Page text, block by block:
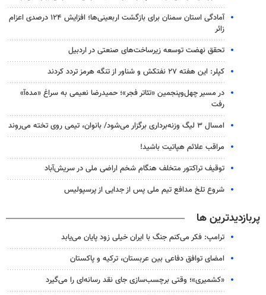
آمادگی استان سمنان برای بازگشت اربعینی‌ها؛ افزایش ۱۲۴ درصدی اعزام
زائر
تحقق نهضت توسعه زیرساخت‌های صنعتی در اردبیل
کپلر: این هفته ۲۷ نفتکش و شناور از تنگه هرمز تردد کردند
در مسیر چهل‌وپنجمین «تئاتر فجر»؛ حمیدرضا نعیمی به سراغ «مده‌آ»
رفت
امسال ۳ لیگ وزنه‌برداری برگزار می‌شود/ بانوان، تیمی روی تخته می‌روند
مراقب علائم هپاتیت باشید!
توقیف تراکتور متخلف هنگام شخم اراضی ملی در سریش‌آباد
شروع تلخ مدافع تیم ملی پس از جدایی از پرسپولیس
پربازدیدترین ها
ترامپ: فکر می‌کنم جنگ با ایران خیلی زود پایان می‌یابد
امضای توافق دفاعی بین عربستان، ترکیه و پاکستان
«کشمیری»؛ وقتی برچسب‌سازی جای نقد رسانه‌ای را می‌گیرد